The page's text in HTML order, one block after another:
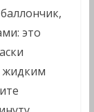
это
жидким